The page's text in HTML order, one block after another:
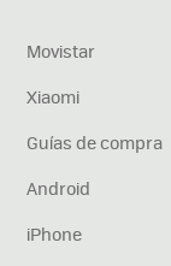
Movistar
Xiaomi
Guías de compra
Android
iPhone